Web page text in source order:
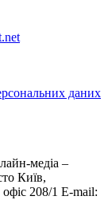
даних
медіа –
Київ,
208/1 E-mail: